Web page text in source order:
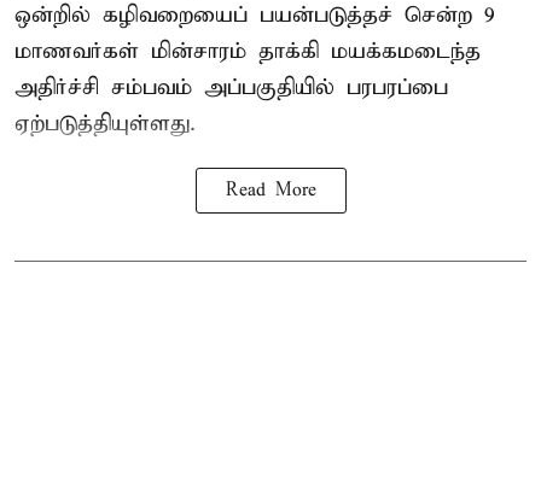
ஒன்றில் கழிவறையைப் பயன்படுத்தச் சென்ற 9
மாணவர்கள் மின்சாரம் தாக்கி மயக்கமடைந்த
அதிர்ச்சி சம்பவம் அப்பகுதியில் பரபரப்பை
ஏற்படுத்தியுள்ளது.
Read More